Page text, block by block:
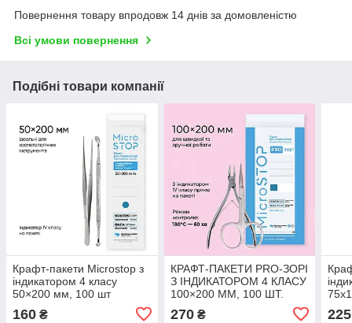
Повернення товару впродовж 14 днів за домовленістю
Всі умови повернення
Подібні товари компанії
Крафт-пакети Microstop з
індикатором 4 класу
50×200 мм, 100 шт
160 ₴
КРАФТ-ПАКЕТИ PRO-ЗОРІ
З ІНДИКАТОРОМ 4 КЛАСУ
100×200 ММ, 100 ШТ.
270₴ 225